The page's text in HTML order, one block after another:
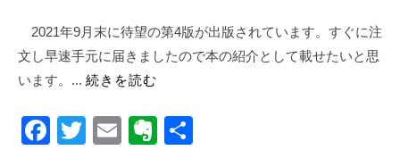
同
会
社
a
n
2021年9月末に待望の第4版が出版されています。すぐに注
文し早速手元に届きましたので本の紹介として載せたいと思
います。... 続きを読む
F
T
E
E